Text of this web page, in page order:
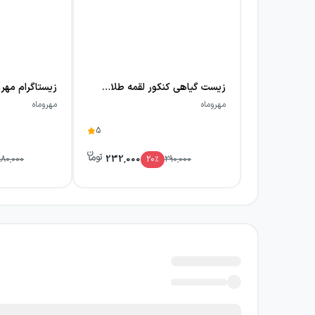
زیست گیاهی کنکور لقمه طلایی مهروماه
مهروماه
5
290,000
20٪ 232,000
مهروماه